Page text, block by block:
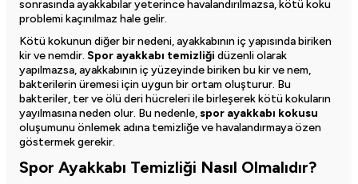
sonrasında ayakkabılar yeterince havalandırılmazsa, kötü koku
problemi kaçınılmaz hale gelir.
Kötü kokunun diğer bir nedeni, ayakkabının iç yapısında biriken
kir ve nemdir. Spor ayakkabı temizliği düzenli olarak
yapılmazsa, ayakkabının iç yüzeyinde biriken bu kir ve nem,
bakterilerin üremesi için uygun bir ortam oluşturur. Bu
bakteriler, ter ve ölü deri hücreleri ile birleşerek kötü kokuların
yayılmasına neden olur. Bu nedenle,spor ayakkabı kokusu
oluşumunu önlemek adına temizliğe ve havalandırmaya özen
göstermek gerekir.
Spor Ayakkabı Temizliği Nasıl Olmalıdır?